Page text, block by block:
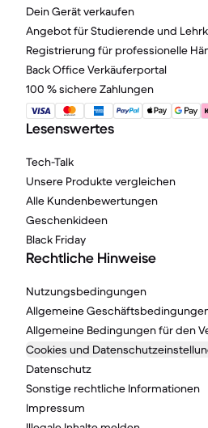
Dein Gerät verkaufen
Angebot für Studierende und
Registrierung für professionelle
Back Office Verkäuferportal
100 % sichere Zahlungen
Lesenswertes
Tech-Talk
Unsere Produkte vergleichen
Alle Kundenbewertungen
Geschenkideen
Black Friday
Rechtliche Hinweise
Nutzungsbedingungen
Allgemeine
Allgemeine Bedingungen für den
Cookies und
Datenschutz
Sonstige rechtliche Informationen
Impressum